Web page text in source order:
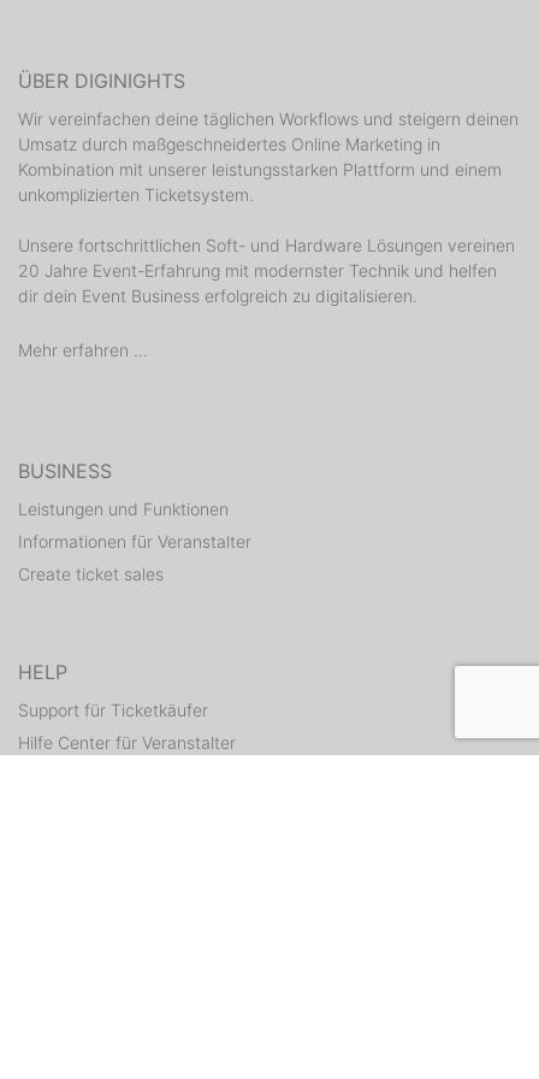
ÜBER DIGINIGHTS
Wir vereinfachen deine täglichen Workflows und steigern deinen
Umsatz durch maßgeschneidertes Online Marketing in
Kombination mit unserer leistungsstarken Plattform und einem
unkomplizierten Ticketsystem.
Unsere fortschrittlichen Soft- und Hardware Lösungen vereinen
20 Jahre Event-Erfahrung mit modernster Technik und helfen
dir dein Event Business erfolgreich zu digitalisieren.
Mehr erfahren ...
BUSINESS
Leistungen und Funktionen
Informationen für Veranstalter
Create ticket sales
HELP
Support für Ticketkäufer
Hilfe Center für Veranstalter